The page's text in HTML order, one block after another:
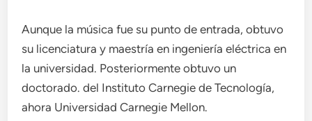
Aunque la música fue su punto de entrada, obtuvo
su licenciatura y maestría en ingeniería eléctrica en
la universidad. Posteriormente obtuvo un
doctorado. del Instituto Carnegie de Tecnología,
ahora Universidad Carnegie Mellon.